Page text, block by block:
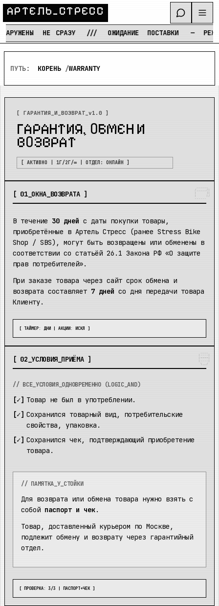
АРТЕЛЬ_СТРЕСС
НЕ СРАЗУ /// ОЖИДАНИЕ ПОСТАВКИ — РЕЖИМ
ПУТЬ: КОРЕНЬ /WARRANTY
[ ГАРАНТИЯ_И_ВОЗВРАТ_v1.0 ]
ГАРАНТИЯ, ОБМЕН И
ВОЗВРАТ
[ АКТИВНО | 1Г/2Г/∞ | ОТДЕЛ: ОНЛАЙН ]
/_____/|
|     ||
|     |/
------
[ 01_ ОКНА_ВОЗВРАТА]
В течение 30 дней с даты покупки товары,
приобретённые в Артель Стресс (ранее Stress Bike
Shop / SBS), могут быть возвращены или обменены в
соответствии со статьёй 26.1 Закона РФ «О защите
прав потребителей».
При заказе товара через сайт срок обмена и
возврата составляет 7 дней со дня передачи товара
Клиенту.
[ ТАЙМЕР: ДНИ | АКЦИИ: ИСКЛ ]
|----|
|====|
|----|
\__/
[ 02_УСЛОВИЯ_ПРИЁМА ]
// ВСЕ_УСЛОВИЯ_ОДНОВРЕМЕННО (LOGIC_AND)
Товар не был в употреблении.
Сохранился товарный вид, потребительские
свойства, упаковка.
Сохранился чек, подтверждающий приобретение
товара.
// ПАМЯТКА_У_СТОЙКИ
Для возврата или обмена товара нужно взять с
собой паспорт и чек.
Товар, доставленный курьером по Москве,
подлежит обмену и возврату через гарантийный
отдел.
[ ПРОВЕРКА: 3/3 | ПАСПОРТ+ЧЕК ]